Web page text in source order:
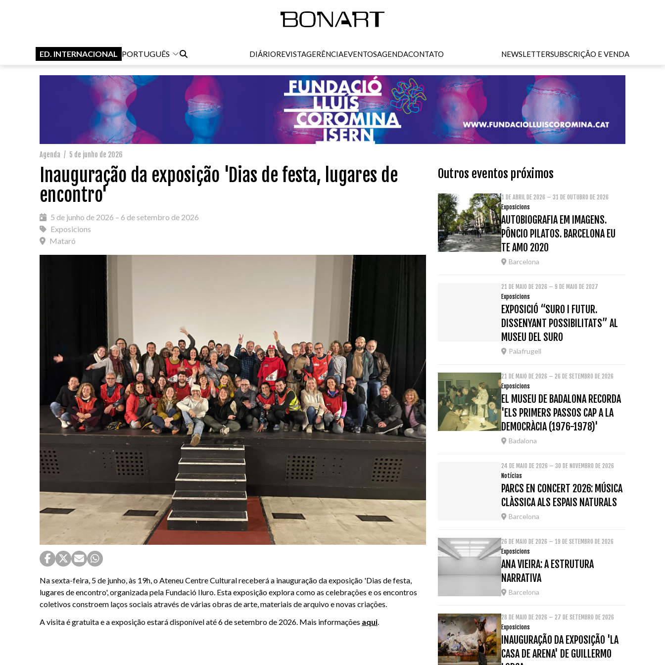
ED. INTERNACIONAL PORTUGUÊS DIÁRIOREVISTAGERÊNCIAEVENTOSAGENDACONTATO NEWSLETTERSUBSCRIÇÃO E VENDA
Agenda / 5 de junho de 2026
Inauguração da exposição 'Dias de festa, lugares de
encontro'
5 de junho de 2026 – 6 de setembro de 2026
Exposicions
Mataró
Na sexta-feira, 5 de junho, às 19h, o Ateneu Centre Cultural receberá a inauguração da exposição 'Dias de festa,
lugares de encontro', organizada pela Fundació Iluro. Esta exposição explora como as celebrações e os encontros
coletivos constroem laços sociais através de várias obras de arte, materiais de arquivo e novas criações.
A visita é gratuita e a exposição estará disponível até 6 de setembro de 2026. Mais informações aqui
Outros eventos próximos
1 DE ABRIL DE 2026 – 31 DE OUTUBRO DE 2026
Exposicions
AUTOBIOGRAFIA EM IMAGENS.
PÔNCIO PILATOS. BARCELONA EU
TE AMO 2020
Barcelona
21 DE MAIO DE 2026 – 9 DE MAIO DE 2027
Exposicions
EXPOSICIÓ “SURO I FUTUR.
DISSENYANT POSSIBILITATS” AL
MUSEU DEL SURO
Palafrugell
21 DE MAIO DE 2026 – 26 DE SETEMBRO DE 2026
Exposicions
EL MUSEU DE BADALONA RECORDA
'ELS PRIMERS PASSOS CAP A LA
DEMOCRÀCIA (1976-1978)'
Badalona
24 DE MAIO DE 2026 – 30 DE NOVEMBRO DE 2026
Notícias
PARCS EN CONCERT 2026: MÚSICA
CLÀSSICA ALS ESPAIS NATURALS
Barcelona
26 DE MAIO DE 2026 – 19 DE SETEMBRO DE 2026
Exposicions
ANA VIEIRA: A ESTRUTURA
NARRATIVA
Barcelona
28 DE MAIO DE 2026 – 27 DE SETEMBRO DE 2026
Exposicions
INAUGURAÇÃO DA EXPOSIÇÃO 'LA
CASA DE ARENA' DE GUILLERMO